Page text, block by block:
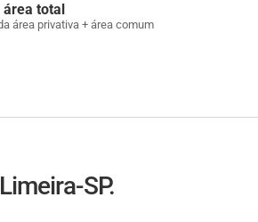
área total
área privativa + área comum
SP.